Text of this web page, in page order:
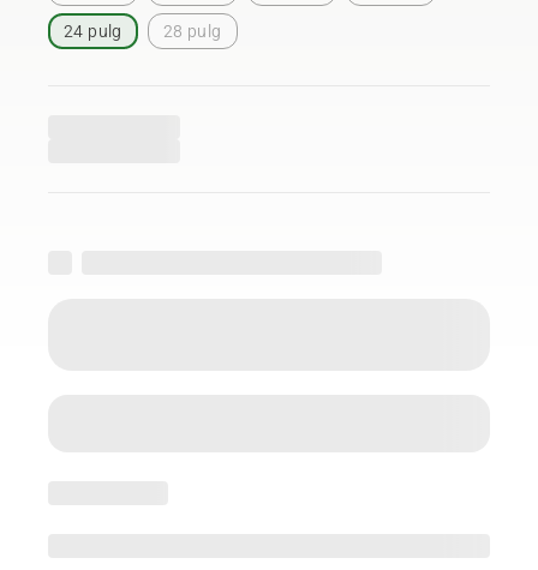
24 pulg 28 pulg